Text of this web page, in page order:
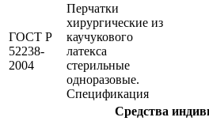
ГОСТ Р
52238-
2004
Перчатки
хирургические из
каучукового
латекса
стерильные
одноразовые.
Спецификация
Средства